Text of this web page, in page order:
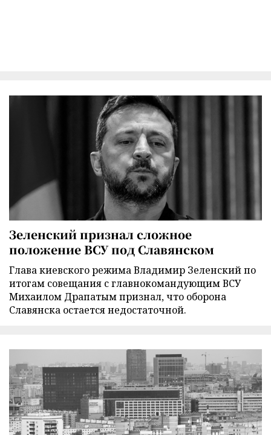
Зеленский признал сложное
положение ВСУ под Славянском
Глава киевского режима Владимир Зеленский по
итогам совещания с главнокомандующим ВСУ
Михаилом Драпатым признал, что оборона
Славянска остается недостаточной.